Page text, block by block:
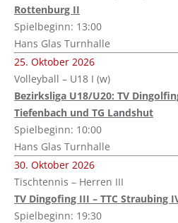
Rottenburg II
Spielbeginn: 13:00
Hans Glas Turnhalle
25. Oktober 2026
Volleyball – U18 I (w)
Bezirksliga U18/U20: TV
Tiefenbach und TG Landshut
Spielbeginn: 10:00
Hans Glas Turnhalle
30. Oktober 2026
Tischtennis – Herren III
TV Dingofing III – TTC Straubing
Spielbeginn: 19:30